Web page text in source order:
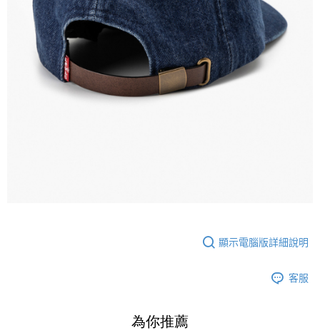
顯示電腦版詳細說明
客服